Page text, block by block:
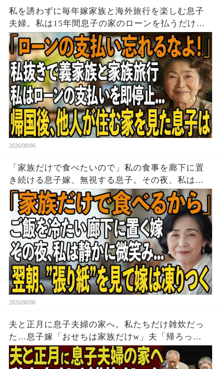
私を誘わずに毎年嫁家族と海外旅行を楽しむ息子
夫婦。私は15年間息子の家のローンを払うだけ黙
って実印を押し家を即売却→帰国後、他人が住む
家を見た息子は顔面蒼白に
2026/08/06
「家族だけで食べたいので」私の食事を廊下に置
き続ける息子嫁、無視する息子。その夜、私は黙
って姿を消した→翌朝、玄関の張り紙に息子嫁は
顔面蒼白に
2026/08/06
夫と正月に息子夫婦の家へ。私たちだけ雑炊だっ
た…息子嫁「おせちは家族だけw」夫「帰ろっ
か…」私「そうね」→翌日、息子嫁から100件の鬼
電が…